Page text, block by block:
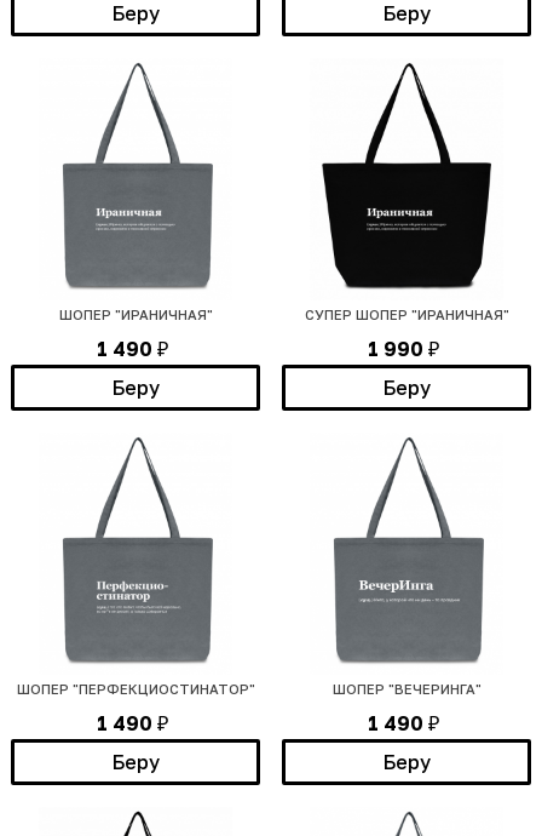
Беру Беру
ШОПЕР "ИРАНИЧНАЯ"
1 490 ₽
Беру
СУПЕР ШОПЕР "ИРАНИЧНАЯ"
1 990 ₽
Беру
ШОПЕР "ПЕРФЕКЦИОСТИНАТОР"
1 490 ₽
Беру
ШОПЕР "ВЕЧЕРИНГА"
1 490 ₽
Беру